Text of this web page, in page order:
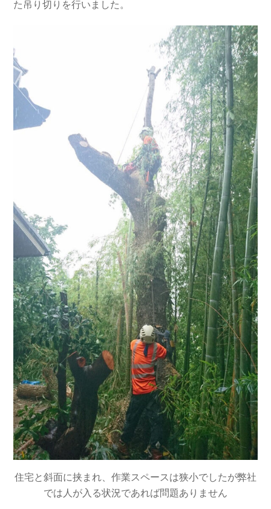
た吊り切りを行いました。
住宅と斜面に挟まれ、作業スペースは狭小でしたが弊社
では人が入る状況であれば問題ありません